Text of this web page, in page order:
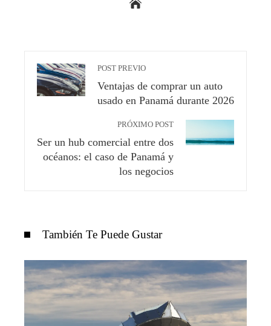
POST PREVIO
Ventajas de comprar un auto
usado en Panamá durante 2026
PRÓXIMO POST
Ser un hub comercial entre dos
océanos: el caso de Panamá y
los negocios
También Te Puede Gustar